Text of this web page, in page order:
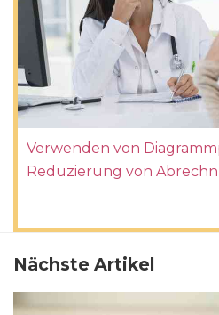
Verwenden von
Reduzierung von
Nächste Artikel